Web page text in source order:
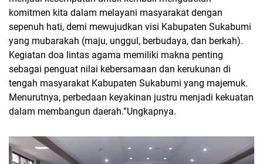
komitmen kita dalam melayani masyarakat dengan
sepenuh hati, demi mewujudkan visi Kabupaten Sukabumi
yang mubarakah (maju, unggul, berbudaya, dan berkah).
Kegiatan doa lintas agama memiliki makna penting
sebagai penguat nilai kebersamaan dan kerukunan di
tengah masyarakat Kabupaten Sukabumi yang majemuk.
Menurutnya, perbedaan keyakinan justru menjadi kekuatan
dalam membangun daerah.”Ungkapnya.